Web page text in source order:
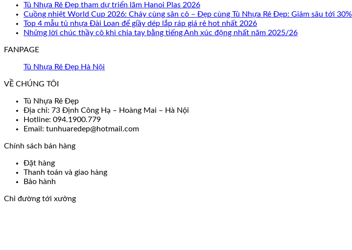
Tủ Nhựa Rẻ Đẹp tham dự triển lãm Hanoi Plas 2026
Cuồng nhiệt World Cup 2026: Cháy cùng sân cỏ – Đẹp cùng Tủ Nhựa Rẻ Đẹp: Giảm sâu tới 30%
Top 4 mẫu tủ nhựa Đài Loan để giầy dép lắp ráp giá rẻ hot nhất 2026
Những lời chúc thầy cô khi chia tay bằng tiếng Anh xúc động nhất năm 2025/26
FANPAGE
Tủ Nhựa Rẻ Đẹp Hà Nội
VỀ CHÚNG TÔI
Tủ Nhựa Rẻ Đẹp
Địa chỉ: 73 Định Công Hạ – Hoàng Mai – Hà Nội
Hotline: 094.1900.779
Email: tunhuaredep@hotmail.com
Chính sách bán hàng
Đặt hàng
Thanh toán và giao hàng
Bảo hành
Chỉ đường tới xưởng